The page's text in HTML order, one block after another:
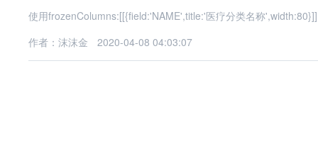
使用frozenColumns:[[{field:'NAME',title:'医疗分类名称
作者：沫沫金
2020-04-08 04:03:07